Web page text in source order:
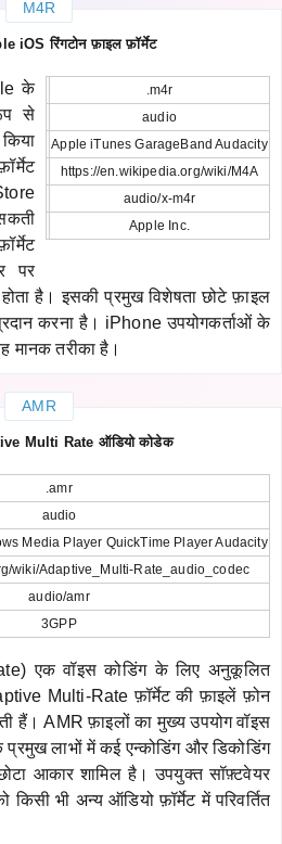
M4R
iOS रिंगटोन फ़ाइल फ़ॉर्मेट
.m4r
audio
Apple iTunes GarageBand Audacity
https://en.wikipedia.org/wiki/M4A
audio/x-m4r
Apple Inc.
के
से
पर
है। इसकी प्रमुख विशेषता छोटे फ़ाइल
करना है। iPhone उपयोगकर्ताओं के
मानक तरीका है।
AMR
Multi Rate ऑडियो कोडेक
.amr
audio
Media Player QuickTime Player Audacity
wiki/Adaptive_Multi-Rate_audio_codec
audio/amr
3GPP
एक वॉइस कोडिंग के लिए अनुकूलित
Multi-Rate फ़ॉर्मेट की फ़ाइलें फ़ोन
हैं। AMR फ़ाइलों का मुख्य उपयोग वॉइस
प्रमुख लाभों में कई एन्कोडिंग और डिकोडिंग
छोटा आकार शामिल है। उपयुक्त सॉफ़्टवेयर
भी अन्य ऑडियो फ़ॉर्मेट में परिवर्तित